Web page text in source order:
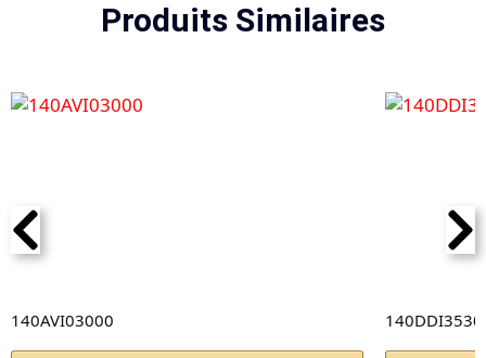
Produits Similaires
140AVI03000